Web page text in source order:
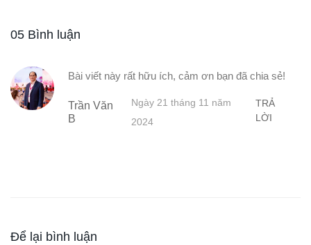
05 Bình luận
Bài viết này rất hữu ích, cảm ơn bạn đã chia sẻ!
Trần Văn
B
Ngày 21 tháng 11 năm
2024
TRẢ
LỜI
Để lại bình luận